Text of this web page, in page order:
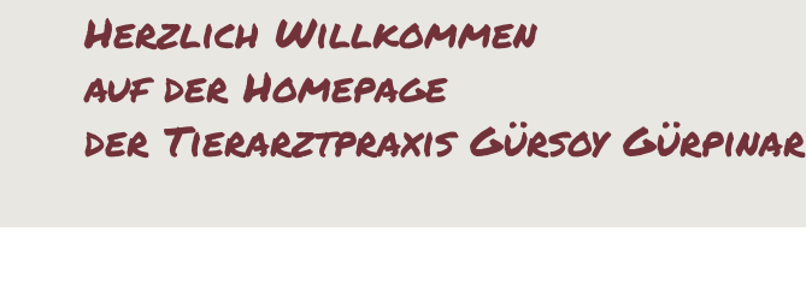
Herzlich Willkommen
auf der Homepage
der Tierarztpraxis Gürsoy Gürpinar